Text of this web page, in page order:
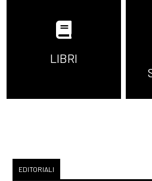
imbianchino,
Grassulini: incipit
[12]I tuoi sogni
cassetto, di
Allegra: incipit
[14]
LIBRI
EDITORIALI